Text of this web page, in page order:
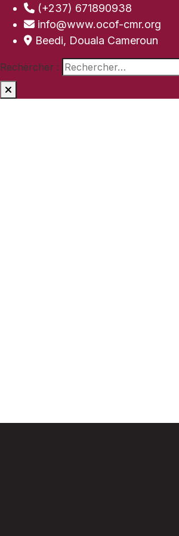
(+237) 671890938
info@www.ocof-cmr.org
Beedi, Douala Cameroun
Rechercher :